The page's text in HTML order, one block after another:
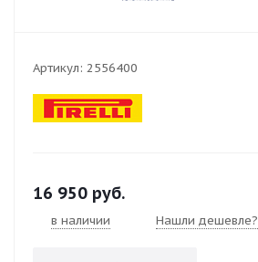
Артикул: 2556400
16 950 руб.
в наличии Нашли дешевле?